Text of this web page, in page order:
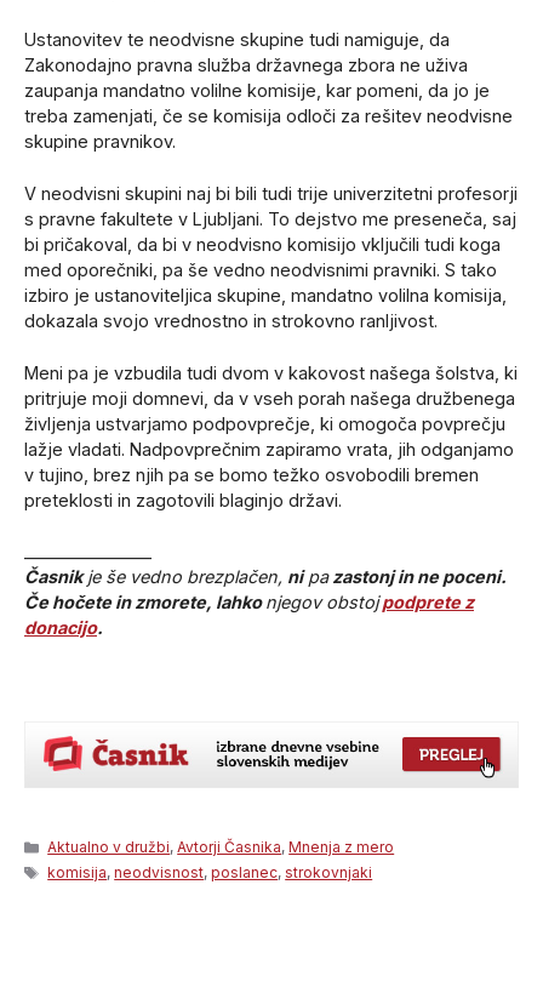
Ustanovitev te neodvisne skupine tudi namiguje, da
Zakonodajno pravna služba državnega zbora ne uživa
zaupanja mandatno volilne komisije, kar pomeni, da jo je
treba zamenjati, če se komisija odloči za rešitev neodvisne
skupine pravnikov.
V neodvisni skupini naj bi bili tudi trije univerzitetni profesorji
s pravne fakultete v Ljubljani. To dejstvo me preseneča, saj
bi pričakoval, da bi v neodvisno komisijo vključili tudi koga
med oporečniki, pa še vedno neodvisnimi pravniki. S tako
izbiro je ustanoviteljica skupine, mandatno volilna komisija,
dokazala svojo vrednostno in strokovno ranljivost.
Meni pa je vzbudila tudi dvom v kakovost našega šolstva, ki
pritrjuje moji domnevi, da v vseh porah našega družbenega
življenja ustvarjamo podpovprečje, ki omogoča povprečju
lažje vladati. Nadpovprečnim zapiramo vrata, jih odganjamo
v tujino, brez njih pa se bomo težko osvobodili bremen
preteklosti in zagotovili blaginjo državi.
Časnikje še vedno brezplačen, nipazastonj in ne poceni.
Če hočete in zmorete, lahkonjegov obstoj podprete z
donacijo.
Categories
Aktualno v družbi,Avtorji Časnika,Mnenja z mero
Tags
komisija,neodvisnost,poslanec,strokovnjaki